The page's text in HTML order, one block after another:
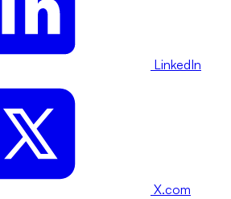
LinkedIn
X.com